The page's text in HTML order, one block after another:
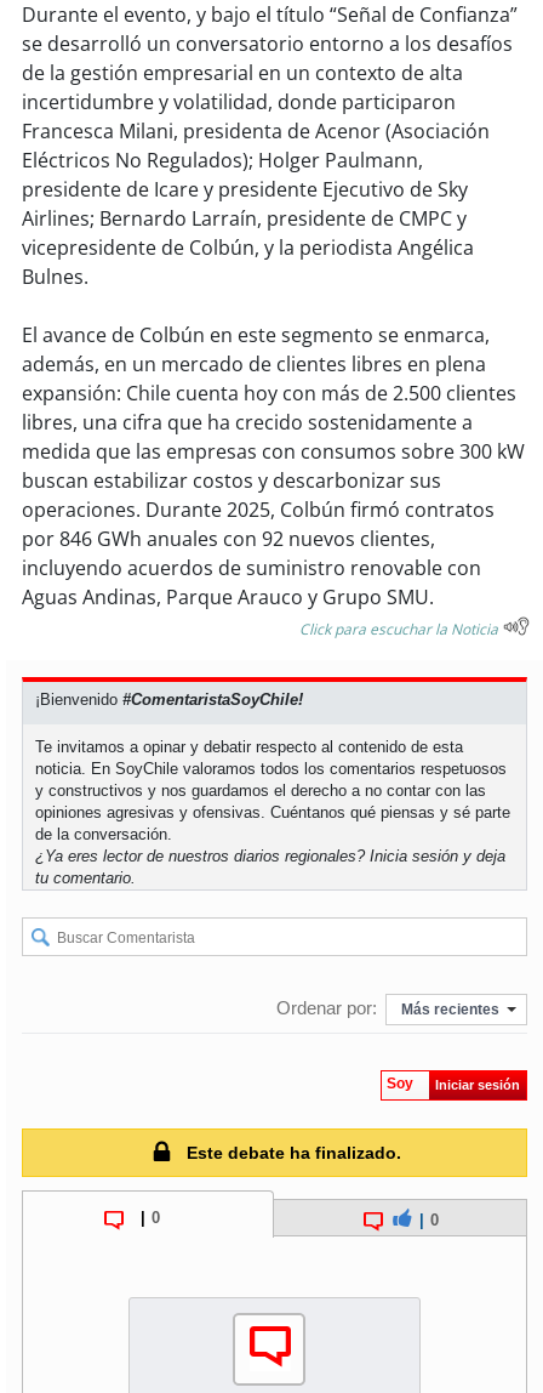
Durante el evento, y bajo el título “Señal de Confianza”
se desarrolló un conversatorio entorno a los desafíos
de la gestión empresarial en un contexto de alta
incertidumbre y volatilidad, donde participaron
Francesca Milani, presidenta de Acenor (Asociación
Eléctricos No Regulados); Holger Paulmann,
presidente de Icare y presidente Ejecutivo de Sky
Airlines; Bernardo Larraín, presidente de CMPC y
vicepresidente de Colbún, y la periodista Angélica
Bulnes.
El avance de Colbún en este segmento se enmarca,
además, en un mercado de clientes libres en plena
expansión: Chile cuenta hoy con más de 2.500 clientes
libres, una cifra que ha crecido sostenidamente a
medida que las empresas con consumos sobre 300 kW
buscan estabilizar costos y descarbonizar sus
operaciones. Durante 2025, Colbún firmó contratos
por 846 GWh anuales con 92 nuevos clientes,
incluyendo acuerdos de suministro renovable con
Aguas Andinas, Parque Arauco y Grupo SMU.
Click para escuchar la Noticia
¡Bienvenido#ComentaristaSoyChile!
Te invitamos a opinar y debatir respecto al contenido de esta
noticia. En SoyChile valoramos todos los comentarios respetuosos
y constructivos y nos guardamos el derecho a no contar con las
opiniones agresivas y ofensivas. Cuéntanos qué piensas y sé parte
de la conversación.
¿Ya eres lector de nuestros diarios regionales?Inicia sesión y deja
tu comentario.
Ordenar por: Más recientes
Soy Iniciar sesión
Este debate ha finalizado.
0 0